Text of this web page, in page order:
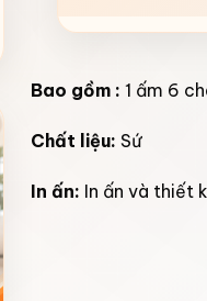
Bao gồm : 1 ấm 6
Chất liệu: Sứ
In ấn: In ấn và thiết